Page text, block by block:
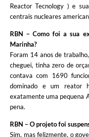
Reactor Tecnology ) e
centrais nucleares
RBN – Como foi a sua
Marinha?
Foram 14 anos de
cheguei, tinha zero de
contava com 1690
dominado e um reator
exatamente uma pequena
pena.
RBN – O projeto foi
Sim, mas felizmente, o